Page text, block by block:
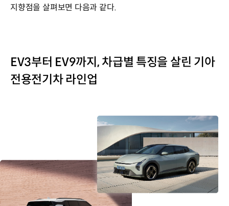
기아
고유
감각,
공간
상품성,
패밀리
전기차
지향점을 살펴보면 다음과 같다.
EV3부터 EV9까지, 차급별 특징을 살린 기아
전용전기차 라인업